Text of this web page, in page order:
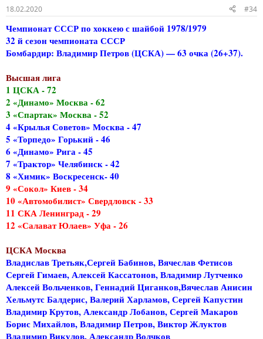
18.02.2020 #34
Чемпионат СССР по хоккею с шайбой 1978/1979
32 й сезон чемпионата СССР
Бомбардир: Владимир Петров (ЦСКА) — 63 очка (26+37).
Высшая лига
1 ЦСКА - 72
2 «Динамо» Москва - 62
3 «Спартак» Москва - 52
4 «Крылья Советов» Москва - 47
5 «Торпедо» Горький - 46
6 «Динамо» Рига - 45
7 «Трактор» Челябинск - 42
8 «Химик» Воскресенск- 40
9 «Сокол» Киев - 34
10 «Автомобилист» Свердловск - 33
11 СКА Ленинград - 29
12 «Салават Юлаев» Уфа - 26
ЦСКА Москва
Владислав Третьяк,Сергей Бабинов, Вячеслав Фетисов
Сергей Гимаев, Алексей Кассатонов, Владимир Лутченко
Алексей Вольченков, Геннадий Циганков,Вячеслав Анисин
Хельмутс Балдерис, Валерий Харламов, Сергей Капустин
Владимир Крутов, Александр Лобанов, Сергей Макаров
Борис Михайлов, Владимир Петров, Виктор Жлуктов
Владимир Викулов, Александр Волчков